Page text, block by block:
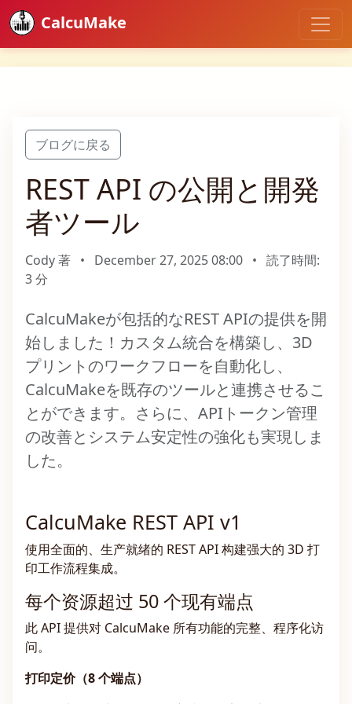
CalcuMake
ブログに戻る
REST API の公開と開発
者ツール
Cody 著 • December 27, 2025 08:00 • 読了時間:
3 分
CalcuMakeが包括的なREST APIの提供を開
始しました！カスタム統合を構築し、3D
プリントのワークフローを自動化し、
CalcuMakeを既存のツールと連携させるこ
とができます。さらに、APIトークン管理
の改善とシステム安定性の強化も実現しま
した。
CalcuMake REST API v1
使用全面的、生产就绪的 REST API 构建强大的 3D 打
印工作流程集成。
每个资源超过 50 个现有端点
此 API 提供对 CalcuMake 所有功能的完整、程序化访
问。
打印定价（8 个端点）